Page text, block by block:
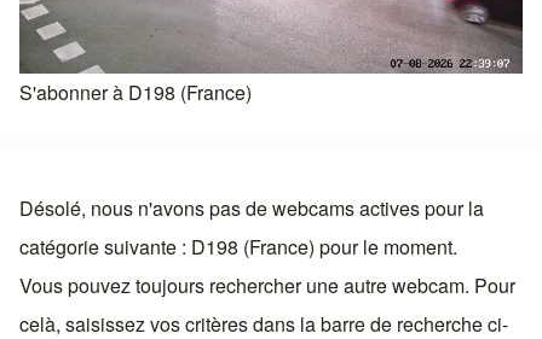
S'abonner à D198 (France)
Désolé, nous n'avons pas de webcams actives pour la
catégorie suivante : D198 (France) pour le moment.
Vous pouvez toujours rechercher une autre webcam. Pour
celà, saisissez vos critères dans la barre de recherche ci-